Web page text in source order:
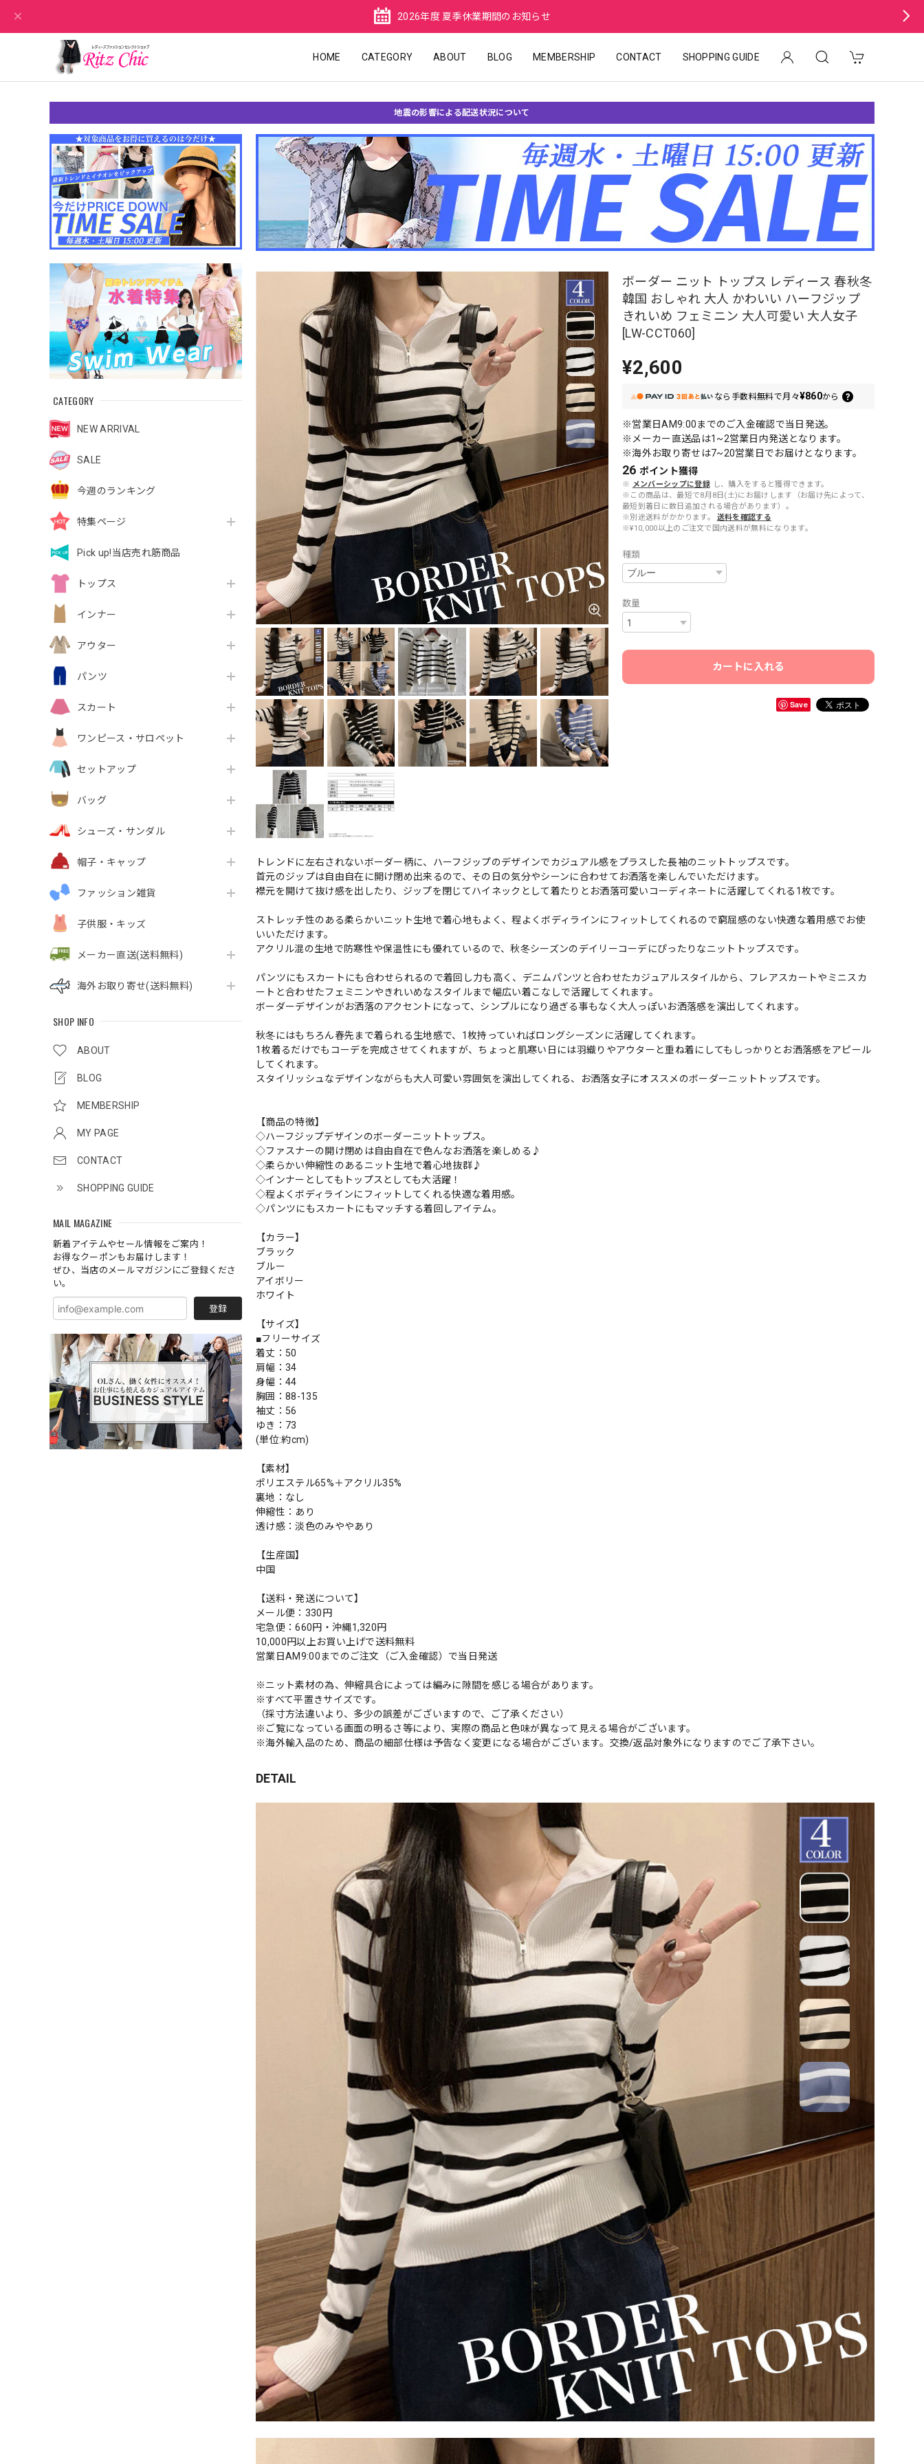
2026年度 夏季休業期間のお知らせ
HOME CATEGORY ABOUT BLOG MEMBERSHIP CONTACT SHOPPING GUIDE
地震の影響による配送状況について
CATEGORY
NEW ARRIVAL
SALE
今週のランキング
特集ページ
Pick up!当店売れ筋商品
トップス
インナー
アウター
パンツ
スカート
ワンピース・サロペット
セットアップ
バッグ
シューズ・サンダル
帽子・キャップ
ファッション雑貨
子供服・キッズ
メーカー直送(送料無料)
海外お取り寄せ(送料無料)
SHOP INFO
ABOUT
BLOG
MEMBERSHIP
MY PAGE
CONTACT
SHOPPING GUIDE
MAIL MAGAZINE
新着アイテムやセール情報をご案内！
お得なクーポンもお届けします！
ぜひ、当店のメールマガジンにご登録くださ
い。
登録
ボーダー ニット トップス レディース 春秋冬
韓国 おしゃれ 大人 かわいい ハーフジップ
きれいめ フェミニン 大人可愛い 大人女子
[LW-CCT060]
¥2,600
なら 手数料無料で月々¥860から
※営業日AM9:00までのご入金確認で当日発送。
※メーカー直送品は1~2営業日内発送となります。
※海外お取り寄せは7~20営業日でお届けとなります。
26 ポイント獲得
※ メンバーシップに登録 し、購入をすると獲得できます。
※この商品は、最短で8月8日(土)にお届けします（お届け先によって、
最短到着日に数日追加される場合があります）。
※別途送料がかかります。
送料を確認する
※¥10,000以上のご注文で国内送料が無料になります。
種類
数量
カートに入れる
Save
トレンドに左右されないボーダー柄に、ハーフジップのデザインでカジュアル感をプラスした長袖のニットトップスです。
首元のジップは自由自在に開け閉め出来るので、その日の気分やシーンに合わせてお洒落を楽しんでいただけます。
襟元を開けて抜け感を出したり、ジップを閉じてハイネックとして着たりとお洒落可愛いコーディネートに活躍してくれる1枚です。
ストレッチ性のある柔らかいニット生地で着心地もよく、程よくボディラインにフィットしてくれるので窮屈感のない快適な着用感でお使
いいただけます。
アクリル混の生地で防寒性や保温性にも優れているので、秋冬シーズンのデイリーコーデにぴったりなニットトップスです。
パンツにもスカートにも合わせられるので着回し力も高く、デニムパンツと合わせたカジュアルスタイルから、フレアスカートやミニスカ
ートと合わせたフェミニンやきれいめなスタイルまで幅広い着こなしで活躍してくれます。
ボーダーデザインがお洒落のアクセントになって、シンプルになり過ぎる事もなく大人っぽいお洒落感を演出してくれます。
秋冬にはもちろん春先まで着られる生地感で、1枚持っていればロングシーズンに活躍してくれます。
1枚着るだけでもコーデを完成させてくれますが、ちょっと肌寒い日には羽織りやアウターと重ね着にしてもしっかりとお洒落感をアピール
してくれます。
スタイリッシュなデザインながらも大人可愛い雰囲気を演出してくれる、お洒落女子にオススメのボーダーニットトップスです。
【商品の特徴】
◇ハーフジップデザインのボーダーニットトップス。
◇ファスナーの開け閉めは自由自在で色んなお洒落を楽しめる♪
◇柔らかい伸縮性のあるニット生地で着心地抜群♪
◇インナーとしてもトップスとしても大活躍！
◇程よくボディラインにフィットしてくれる快適な着用感。
◇パンツにもスカートにもマッチする着回しアイテム。
【カラー】
ブラック
ブルー
アイボリー
ホワイト
【サイズ】
■フリーサイズ
着丈：50
肩幅：34
身幅：44
胸囲：88-135
袖丈：56
ゆき：73
(単位:約cm)
【素材】
ポリエステル65%＋アクリル35%
裏地：なし
伸縮性：あり
透け感：淡色のみややあり
【生産国】
中国
【送料・発送について】
メール便：330円
宅急便：660円・沖縄1,320円
10,000円以上お買い上げで送料無料
営業日AM9:00までのご注文（ご入金確認）で当日発送
※ニット素材の為、伸縮具合によっては編みに隙間を感じる場合があります。
※すべて平置きサイズです。
（採寸方法違いより、多少の誤差がございますので、ご了承ください）
※ご覧になっている画面の明るさ等により、実際の商品と色味が異なって見える場合がございます。
※海外輸入品のため、商品の細部仕様は予告なく変更になる場合がございます。交換/返品対象外になりますのでご了承下さい。
DETAIL